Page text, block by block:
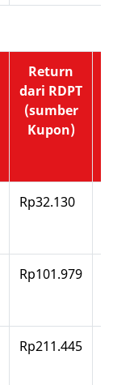
Return
dari RDPT
(sumber
Kupon)
Rp32.130
Rp101.979
Rp211.445